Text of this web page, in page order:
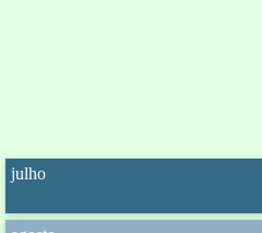
julho